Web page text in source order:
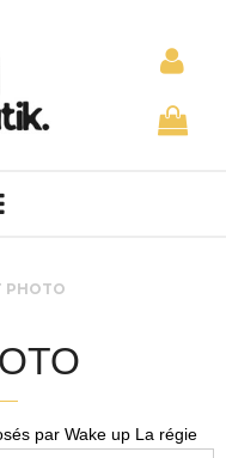
PHOTO
par Wake up La régie